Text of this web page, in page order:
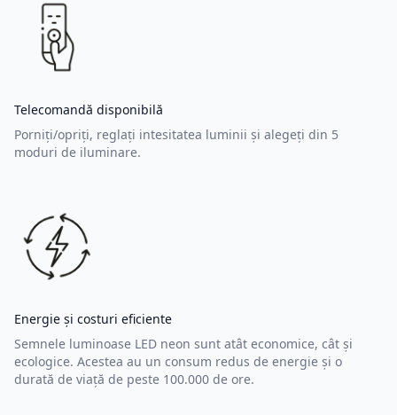
Telecomandă disponibilă
Porniți/opriți, reglați intesitatea luminii și alegeți din 5
moduri de iluminare.
Energie și costuri eficiente
Semnele luminoase LED neon sunt atât economice, cât și
ecologice. Acestea au un consum redus de energie și o
durată de viață de peste 100.000 de ore.